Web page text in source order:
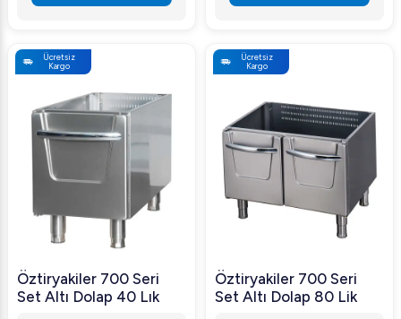
Ücretsiz
Kargo
Öztiryakiler 700 Seri
Set Altı Dolap 40 Lık
Ücretsiz
Kargo
Öztiryakiler 700 Seri
Set Altı Dolap 80 Lik